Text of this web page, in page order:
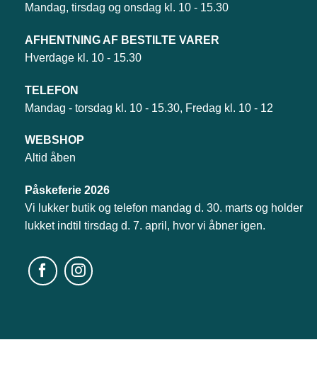
Mandag, tirsdag og onsdag kl. 10 - 15.30
AFHENTNING AF BESTILTE VARER
Hverdage kl. 10 - 15.30
TELEFON
Mandag - torsdag kl. 10 - 15.30, Fredag kl. 10 - 12
WEBSHOP
Altid åben
Påskeferie 2026
Vi lukker butik og telefon mandag d. 30. marts og holder
lukket indtil tirsdag d. 7. april, hvor vi åbner igen.